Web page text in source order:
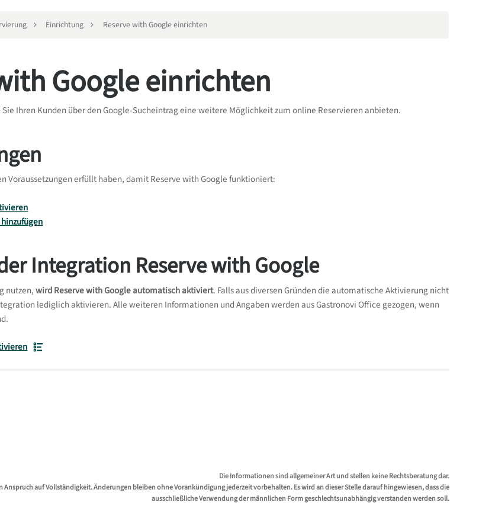
Einrichtung Reserve with Google einrichten
Google einrichten
Ihren Kunden über den Google-Sucheintrag eine weitere Möglichkeit zum online Reservieren anbieten.
Voraussetzungen erfüllt haben, damit Reserve with Google funktioniert:
Integration Reserve with Google
nutzen,wird Reserve with Google automatisch aktiviert. Falls aus diversen Gründen die automatische Aktivierung nicht
lediglich aktivieren. Alle weiteren Informationen und Angaben werden aus Gastronovi Office gezogen, wenn
Die Informationen sind allgemeiner Art und stellen keine Rechtsberatung dar.
Anspruch auf Vollständigkeit. Änderungen bleiben ohne Vorankündigung jederzeit vorbehalten. Es wird an dieser Stelle darauf hingewiesen, dass die
ausschließliche Verwendung der männlichen Form geschlechtsunabhängig verstanden werden soll.